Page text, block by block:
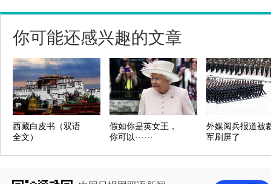
你可能还感兴趣的文章
西藏白皮书（双语
全文）
假如你是英女王，
你可以······
外媒阅兵报道被
军刷屏了